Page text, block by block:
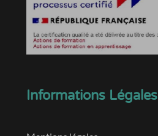
Informations Légales